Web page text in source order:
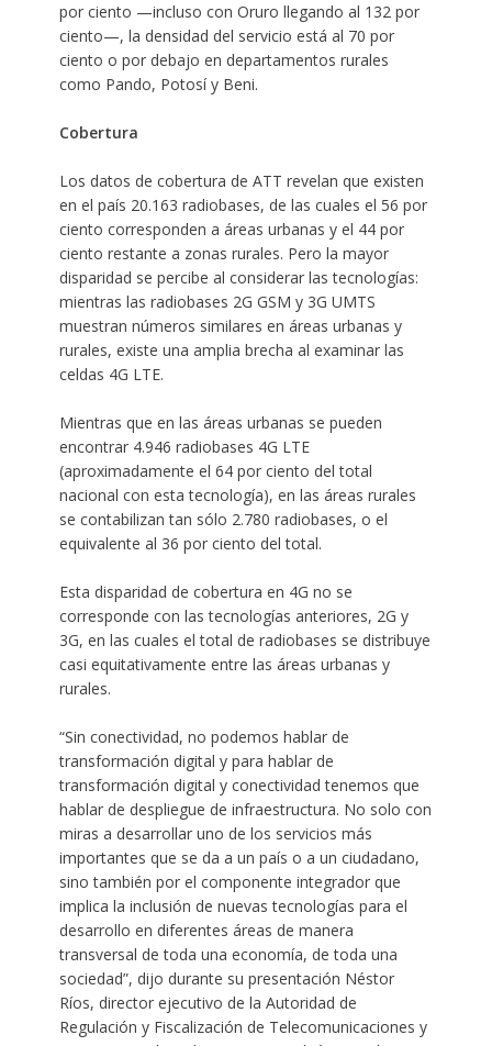
por ciento —incluso con Oruro llegando al 132 por
ciento—, la densidad del servicio está al 70 por
ciento o por debajo en departamentos rurales
como Pando, Potosí y Beni.
Cobertura
Los datos de cobertura de ATT revelan que existen
en el país 20.163 radiobases, de las cuales el 56 por
ciento corresponden a áreas urbanas y el 44 por
ciento restante a zonas rurales. Pero la mayor
disparidad se percibe al considerar las tecnologías:
mientras las radiobases 2G GSM y 3G UMTS
muestran números similares en áreas urbanas y
rurales, existe una amplia brecha al examinar las
celdas 4G LTE.
Mientras que en las áreas urbanas se pueden
encontrar 4.946 radiobases 4G LTE
(aproximadamente el 64 por ciento del total
nacional con esta tecnología), en las áreas rurales
se contabilizan tan sólo 2.780 radiobases, o el
equivalente al 36 por ciento del total.
Esta disparidad de cobertura en 4G no se
corresponde con las tecnologías anteriores, 2G y
3G, en las cuales el total de radiobases se distribuye
casi equitativamente entre las áreas urbanas y
rurales.
“Sin conectividad, no podemos hablar de
transformación digital y para hablar de
transformación digital y conectividad tenemos que
hablar de despliegue de infraestructura. No solo con
miras a desarrollar uno de los servicios más
importantes que se da a un país o a un ciudadano,
sino también por el componente integrador que
implica la inclusión de nuevas tecnologías para el
desarrollo en diferentes áreas de manera
transversal de toda una economía, de toda una
sociedad”, dijo durante su presentación Néstor
Ríos, director ejecutivo de la Autoridad de
Regulación y Fiscalización de Telecomunicaciones y